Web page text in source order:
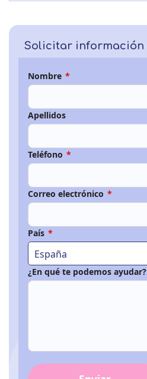
Solicitar información
Nombre *
Apellidos
Teléfono *
Correo electrónico *
País *
España
¿En qué te podemos ayudar?